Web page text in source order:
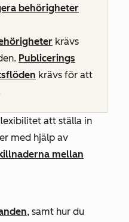
behörigheter
krävs
. Publicerings
krävs för att
att ställa in
med hjälp av
mellan
, samt hur du